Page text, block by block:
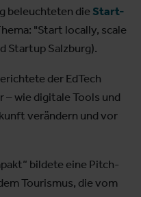
beleuchteten die Start-
"Start locally, scale
Startup Salzburg).
der EdTech
wie digitale Tools und
verändern und vor
bildete eine Pitch-
Tourismus, die vom